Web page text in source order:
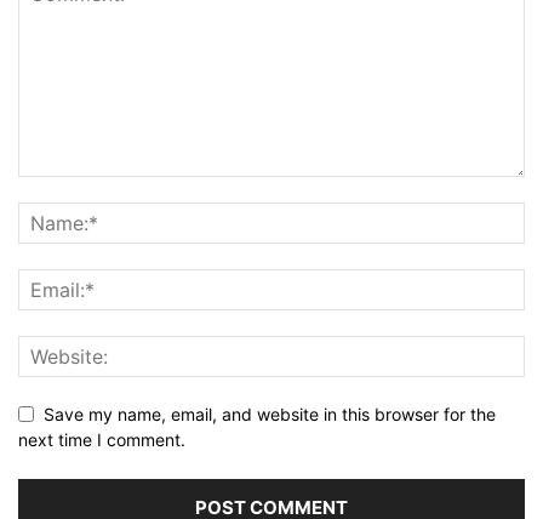
Save my name, email, and website in this browser for the
next time I comment.